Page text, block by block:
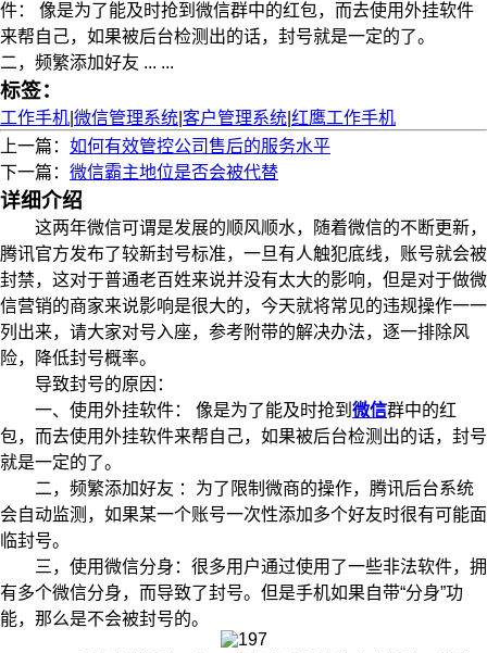
件： 像是为了能及时抢到微信群中的红包，而去使用外挂软件
来帮自己，如果被后台检测出的话，封号就是一定的了。
二，频繁添加好友 ... ...
标签：
工作手机 微信管理系统 客户管理系统 红鹰工作手机
上一篇： 如何有效管控公司售后的服务水平
下一篇： 微信霸主地位是否会被代替
详细介绍
这两年微信可谓是发展的顺风顺水，随着微信的不断更新，
腾讯官方发布了较新封号标准，一旦有人触犯底线，账号就会被
封禁，这对于普通老百姓来说并没有太大的影响，但是对于做微
信营销的商家来说影响是很大的，今天就将常见的违规操作一一
列出来，请大家对号入座，参考附带的解决办法，逐一排除风
险，降低封号概率。
导致封号的原因：
一、使用外挂软件： 像是为了能及时抢到 微信群中的红
包，而去使用外挂软件来帮自己，如果被后台检测出的话，封号
就是一定的了。
二，频繁添加好友 ：为了限制微商的操作，腾讯后台系统
会自动监测，如果某一个账号一次性添加多个好友时很有可能面
临封号。
三，使用微信分身：很多用户通过使用了一些非法软件，拥
有多个微信分身，而导致了封号。但是手机如果自带“分身”功
能，那么是不会被封号的。